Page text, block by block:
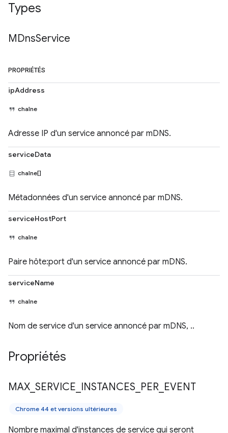
Types
MDnsService
PROPRIÉTÉS
ipAddress
chaîne
Adresse IP d'un service annoncé par mDNS.
serviceData
chaîne[]
Métadonnées d'un service annoncé par mDNS.
serviceHostPort
chaîne
Paire hôte:port d'un service annoncé par mDNS.
serviceName
chaîne
Nom de service d'un service annoncé par mDNS, ..
Propriétés
MAX SERVICE INSTANCES PER EVENT
Chrome 44 et versions ultérieures
Nombre maximal d'instances de service qui seront